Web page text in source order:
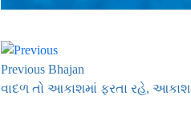
Previous Bhajan
વાદળ તો આકાશમાં ફરતા રહે,